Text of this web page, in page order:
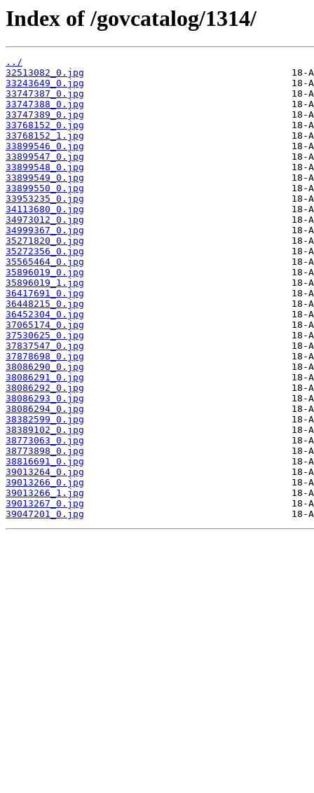
Index of /govcatalog/1314/
../
32513082_0.jpg
33243649_0.jpg
33747387_0.jpg
33747388_0.jpg
33747389_0.jpg
33768152_0.jpg
33768152_1.jpg
33899546_0.jpg
33899547_0.jpg
33899548_0.jpg
33899549_0.jpg
33899550_0.jpg
33953235_0.jpg
34113680_0.jpg
34973012_0.jpg
34999367_0.jpg
35271820_0.jpg
35272356_0.jpg
35565464_0.jpg
35896019_0.jpg
35896019_1.jpg
36417691_0.jpg
36448215_0.jpg
36452304_0.jpg
37065174_0.jpg
37530625_0.jpg
37837547_0.jpg
37878698_0.jpg
38086290_0.jpg
38086291_0.jpg
38086292_0.jpg
38086293_0.jpg
38086294_0.jpg
38382599_0.jpg
38389102_0.jpg
38773063_0.jpg
38773898_0.jpg
38816691_0.jpg
39013264_0.jpg
39013266_0.jpg
39013266_1.jpg
39013267_0.jpg
39047201_0.jpg